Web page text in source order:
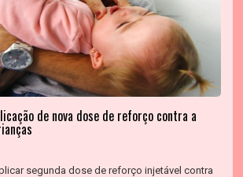
de nova dose de reforço contra a
segunda dose de reforço injetável contra